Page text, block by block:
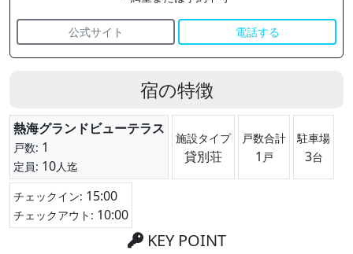
公式サイト 電話する
宿の特徴
熱海グランドビューテラス
戸数: 1
定員: 10人迄
施設タイプ
貸別荘
戸数合計
1 戸
駐車場
3台
チェックイン: 15:00
チェックアウト: 10:00
KEY POINT